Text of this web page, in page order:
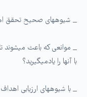
_ شیوه­های صحیح تحقق
_ موانعی که باعث میشوند
با آنها را یادمی­گیرید؟
_ با شیوه­های ارزیابی